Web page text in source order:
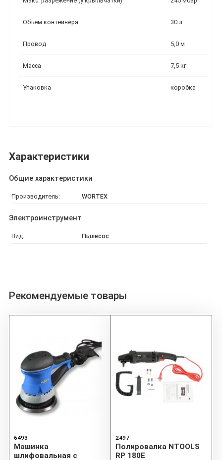
Объем контейнера 30 л
Провод 5,0 м
Масса 7,5 кг
Упаковка коробка
Характеристики
Общие характеристики
Производитель: WORTEX
Электроинструмент
Вид: Пылесос
Рекомендуемые товары
6493
Машинка
шлифовальная с
2497
Полировалка NTOOLS
RP 180E